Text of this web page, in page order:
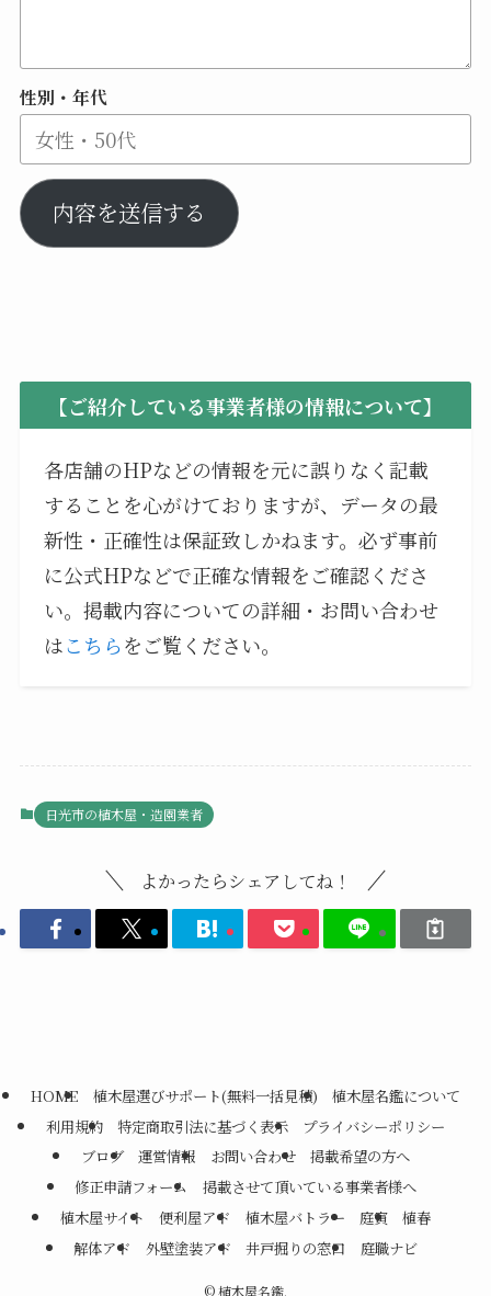
性別・年代
内容を送信する
【ご紹介している事業者様の情報について】
各店舗のHPなどの情報を元に誤りなく記載
することを心がけておりますが、データの最
新性・正確性は保証致しかねます。必ず事前
に公式HPなどで正確な情報をご確認くださ
い。掲載内容についての詳細・お問い合わせ
はこちらをご覧ください。
日光市の植木屋・造園業者
よかったらシェアしてね！
HOME 植木屋選びサポート(無料一括見積)
植木屋名鑑について
利用規約
特定商取引法に基づく表示
プライバシーポリシー
ブログ
運営情報 お問い合わせ
掲載希望の方へ
修正申請フォーム
掲載させて頂いている事業者様へ
植木屋サイト
便利屋アド 植木屋バトラー 庭寅
植春
解体アド
外壁塗装アド 井戸掘りの窓口 庭職ナビ
©植木屋名鑑.